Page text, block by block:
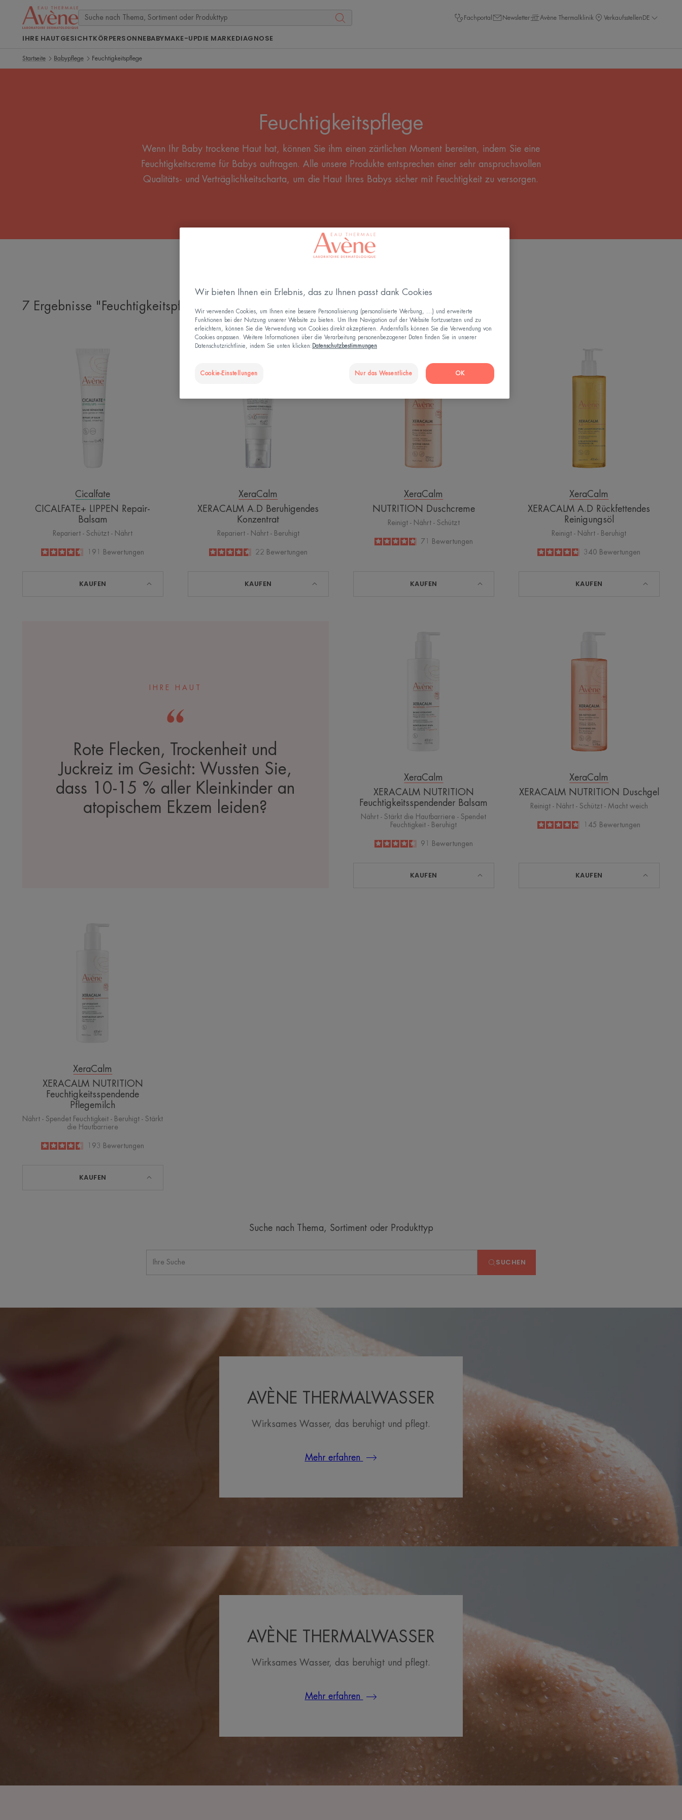
Fachportal Newsletter Avène Thermalklinik Verkaufsstellen DE
IHRE HAUTGESICHTKÖRPERSONNEBABYMAKE-UPDIE MARKEDIAGNOSE
Startseite Babypflege Feuchtigkeitspflege
Feuchtigkeitspflege
Wenn Ihr Baby trockene Haut hat, können Sie ihm einen zärtlichen Moment bereiten, indem Sie eine
Feuchtigkeitscreme für Babys auftragen. Alle unsere Produkte entsprechen einer sehr anspruchsvollen
Qualitäts- und Verträglichkeitscharta, um die Haut Ihres Babys sicher mit Feuchtigkeit zu versorgen.
7 Ergebnisse "Feuchtigkeitspflege"
Balsam
Cicalfate
CICALFATE+ LIPPEN Repair-
Balsam
Repariert - Schützt - Nährt
4.5
191 Bewertungen
KAUFEN
XERACALM
XeraCalm
XERACALM A.D Beruhigendes
Konzentrat
Repariert - Nährt - Beruhigt
4.6
/
5
22 Bewertungen
KAUFEN
XeraCalm
NUTRITION Duschcreme
Reinigt - Nährt - Schützt
4.8
/
5
71 Bewertungen
KAUFEN
Reinigungsöl
XeraCalm
XERACALM A.D Rückfettendes
Reinigungsöl
Reinigt - Nährt - Beruhigt
4.8
/
5
340 Bewertungen
KAUFEN
IHRE HAUT
Rote Flecken, Trockenheit und
Juckreiz im Gesicht: Wussten Sie,
dass 10-15 % aller Kleinkinder an
atopischem Ekzem leiden?
XeraCalm
XERACALM NUTRITION
Feuchtigkeitsspendender Balsam
Nährt - Stärkt die Hautbarriere - Spendet
Feuchtigkeit - Beruhigt
4.5
/
5
91 Bewertungen
KAUFEN
XeraCalm
XERACALM NUTRITION Duschgel
Reinigt - Nährt - Schützt - Macht weich
4.8
145 Bewertungen
KAUFEN
XeraCalm
XERACALM NUTRITION
Feuchtigkeitsspendende
Pflegemilch
Nährt - Spendet Feuchtigkeit - Beruhigt - Stärkt
die Hautbarriere
4.6
193 Bewertungen
KAUFEN
Suche nach Thema, Sortiment oder Produkttyp
SUCHEN
AVÈNE THERMALWASSER
Wirksames Wasser, das beruhigt und pflegt.
Mehr erfahren
AVÈNE THERMALWASSER
Wirksames Wasser, das beruhigt und pflegt.
Mehr erfahren
Wir bieten Ihnen ein Erlebnis, das zu Ihnen passt dank Cookies
Wir verwenden Cookies, um Ihnen eine bessere Personalisierung (personalisierte Werbung, ...) und erweiterte
Funktionen bei der Nutzung unserer Website zu bieten. Um Ihre Navigation auf der Website fortzusetzen und zu
erleichtern, können Sie die Verwendung von Cookies direkt akzeptieren. Andernfalls können Sie die Verwendung von
Cookies anpassen. Weitere Informationen über die Verarbeitung personenbezogener Daten finden Sie in unserer
Datenschutzrichtlinie, indem Sie unten klicken: Datenschutzbestimmungen
Cookie-Einstellungen Nur das Wesentliche OK